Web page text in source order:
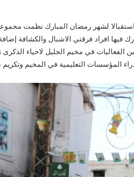
افراد فرقتي الاشبال والكشافة
التعليمية في المخيم وتكريم